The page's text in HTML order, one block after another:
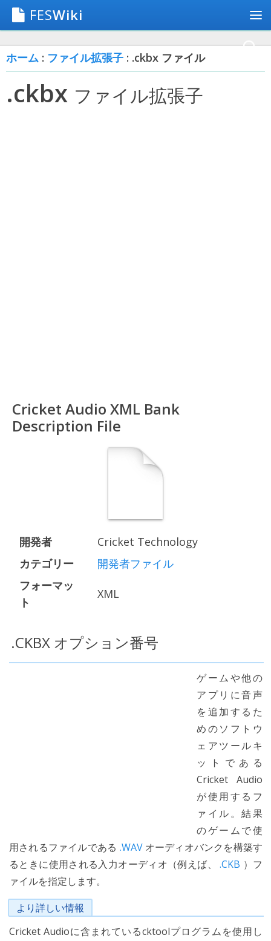
FESWiki
ホーム : ファイル拡張子 : .ckbx ファイル
.ckbx ファイル拡張子
Cricket Audio XML Bank
Description File
開発者
Cricket Technology
カテゴリー
開発者ファイル
フォーマッ
ト
XML
.CKBX オプション番号
ゲームや他の
アプリに音声
を追加するた
めのソフトウ
ェアツールキ
ットである
Cricket Audio
が使用するフ
ァイル。結果
のゲームで使
用されるファイルである .WAVオーディオバンクを構築す
るときに使用される入力オーディオ（例えば、.CKB ）フ
ァイルを指定します。
より詳しい情報
Cricket Audioに含まれているcktoolプログラムを使用し